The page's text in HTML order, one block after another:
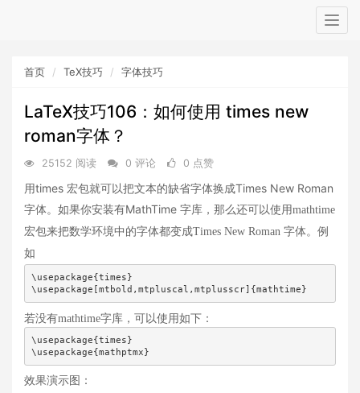
首页 TeX技巧 字体技巧
LaTeX技巧106：如何使用 times new
roman字体？
25152 阅读 0 评论 0 点赞
用times 宏包就可以把文本的缺省字体换成Times New Roman
字体。如果你安装有MathTime 字库， 那么还可以使用mathtime
宏包来把数学环境中的字体都变成Times New Roman 字体。例
如
\usepackage{times}
\usepackage[mtbold,mtpluscal,mtplusscr]{mathtime}
若没有mathtime字库，可以使用如下：
\usepackage{times}
\usepackage{mathptmx}
效果演示图：